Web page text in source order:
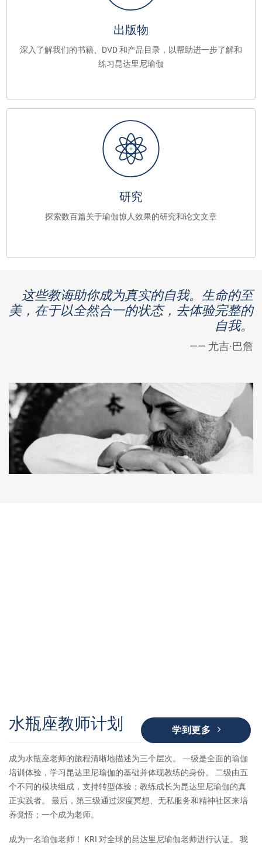
出版物
深入了解我们的书籍、DVD 和产品目录，以帮助进一步了解和
练习昆达里尼瑜伽
研究
探索数百篇关于瑜伽惊人效果的研究和论文文章
这些教诲助你成为真实的自我。生命的至
美，在于以全然合一的状态，去体验完整的
自我。
—— 尤吉·巴詹
水瓶座教师计划 学到更多
成为水瓶座老师的旅程清晰地描述为三个层次。 一级是全面的瑜伽
培训体验，学习昆达里尼瑜伽的基础并体现教练的身份。 二级由五
个不同的模块组成，支持转型体验；教练成长为昆达里尼瑜伽的真
正实践者。 最后，第三级通过深度冥想、无私服务和精神社区来培
养觉悟；一个成为老师。
成为一名瑜伽老师！ KRI 对全球的昆达里尼瑜伽老师进行认证。 我